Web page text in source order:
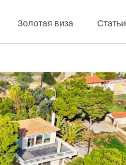
Золотая виза Статьи